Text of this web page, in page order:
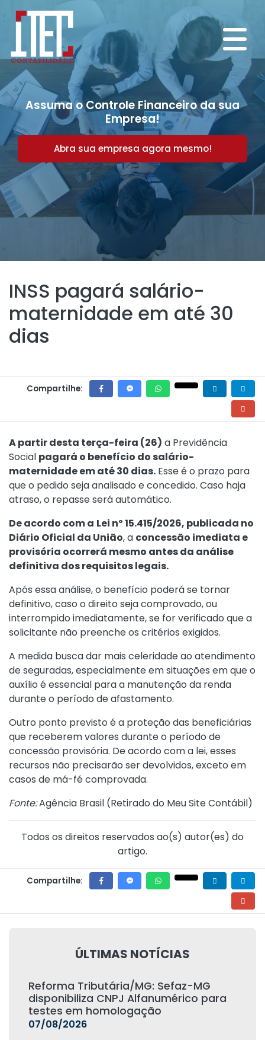
Assuma o Controle Financeiro da sua
Empresa!
Abra sua empresa agora mesmo!
INSS pagará salário-
maternidade em até 30
dias
Compartilhe:
A partir desta terça-feira (26) a Previdência
Social pagará o benefício do salário-
maternidade em até 30 dias. Esse é o prazo para
que o pedido seja analisado e concedido. Caso haja
atraso, o repasse será automático.
De acordo com a Lei nº 15.415/2026, publicada no
Diário Oficial da União, a concessão imediata e
provisória ocorrerá mesmo antes da análise
definitiva dos requisitos legais.
Após essa análise, o benefício poderá se tornar
definitivo, caso o direito seja comprovado, ou
interrompido imediatamente, se for verificado que a
solicitante não preenche os critérios exigidos.
A medida busca dar mais celeridade ao atendimento
de seguradas, especialmente em situações em que o
auxílio é essencial para a manutenção da renda
durante o período de afastamento.
Outro ponto previsto é a proteção das beneficiárias
que receberem valores durante o período de
concessão provisória. De acordo com a lei, esses
recursos não precisarão ser devolvidos, exceto em
casos de má-fé comprovada.
Fonte:Agência Brasil (Retirado do Meu Site Contábil)
Todos os direitos reservados ao(s) autor(es) do
artigo.
Compartilhe:
ÚLTIMAS NOTÍCIAS
Reforma Tributária/MG: Sefaz-MG
disponibiliza CNPJ Alfanumérico para
testes em homologação
07/08/2026